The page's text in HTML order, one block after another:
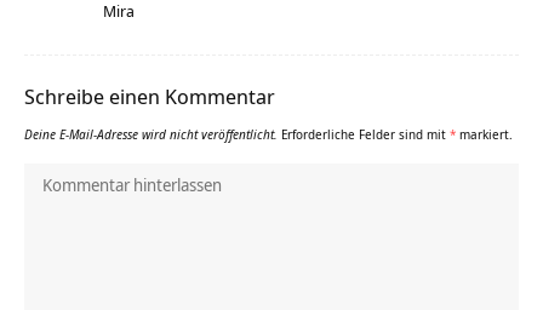
Mira
Schreibe einen Kommentar
Deine E-Mail-Adresse wird nicht veröffentlicht. Erforderliche Felder sind mit * markiert.